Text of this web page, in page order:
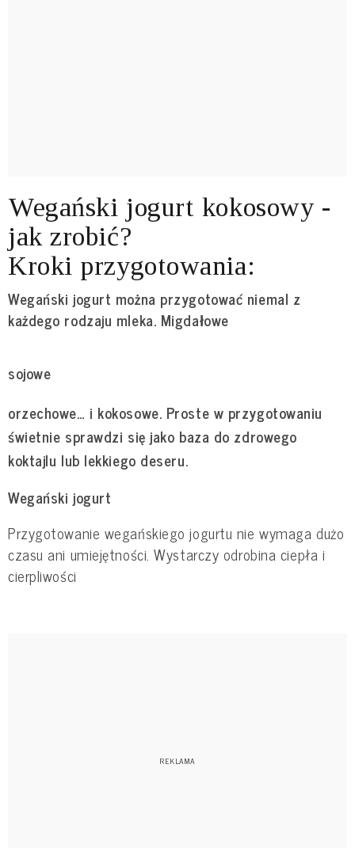
Wegański jogurt kokosowy -
jak zrobić?
Kroki przygotowania:
Wegański jogurt można przygotować niemal z
każdego rodzaju mleka. Migdałowe
sojowe
orzechowe… i kokosowe. Proste w przygotowaniu
świetnie sprawdzi się jako baza do zdrowego
koktajlu lub lekkiego deseru.
Wegański jogurt
Przygotowanie wegańskiego jogurtu nie wymaga dużo
czasu ani umiejętności. Wystarczy odrobina ciepła i
cierpliwości